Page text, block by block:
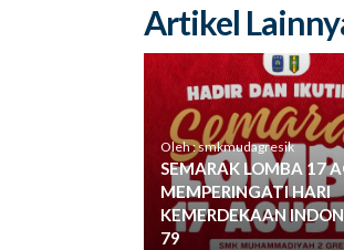
Artikel
Oleh : smkmudagresik
SEMARAK LOMBA 17
MEMPERINGATI HARI
KEMERDEKAAN
79